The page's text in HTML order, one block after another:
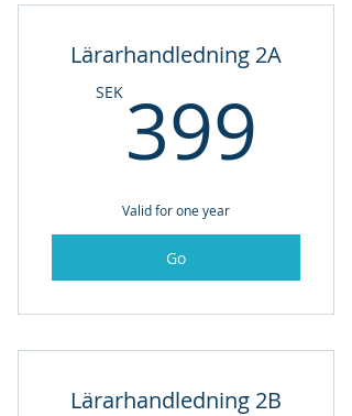
Lärarhandledning 2A
SEK 399
Valid for one year
Go
Lärarhandledning 2B